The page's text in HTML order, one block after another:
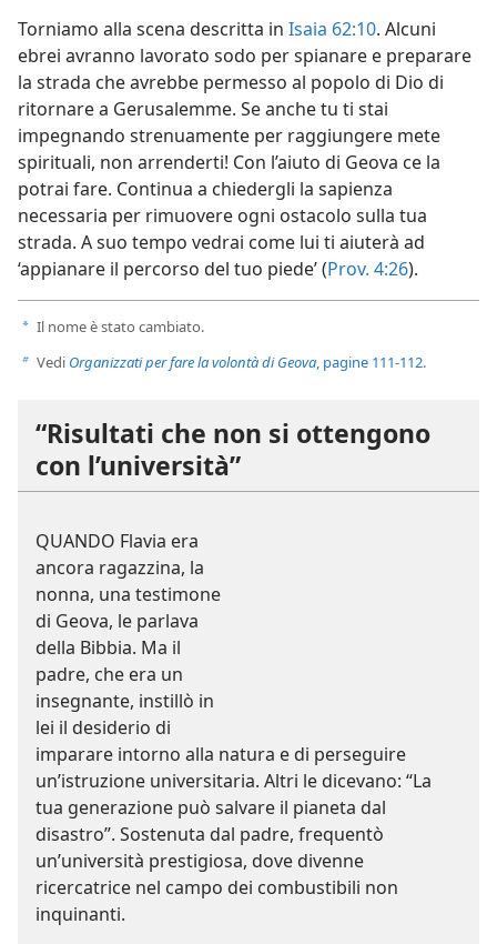
Torniamo alla scena descritta in Isaia 62:10. Alcuni
ebrei avranno lavorato sodo per spianare e preparare
la strada che avrebbe permesso al popolo di Dio di
ritornare a Gerusalemme. Se anche tu ti stai
impegnando strenuamente per raggiungere mete
spirituali, non arrenderti! Con l’aiuto di Geova ce la
potrai fare. Continua a chiedergli la sapienza
necessaria per rimuovere ogni ostacolo sulla tua
strada. A suo tempo vedrai come lui ti aiuterà ad
‘appianare il percorso del tuo piede’ (Prov. 4:26).
a Il nome è stato cambiato.
b Vedi Organizzati per fare la volontà di Geova, pagine 111-112.
“Risultati che non si ottengono
con l’università”
QUANDO Flavia era
ancora ragazzina, la
nonna, una testimone
di Geova, le parlava
della Bibbia. Ma il
padre, che era un
insegnante, instillò in
lei il desiderio di
imparare intorno alla natura e di perseguire
un’istruzione universitaria. Altri le dicevano: “La
tua generazione può salvare il pianeta dal
disastro”. Sostenuta dal padre, frequentò
un’università prestigiosa, dove divenne
ricercatrice nel campo dei combustibili non
inquinanti.